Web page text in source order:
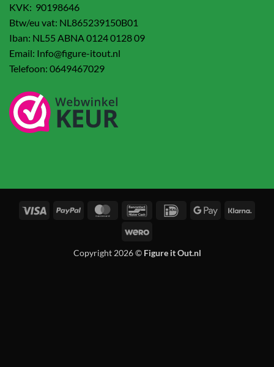
KVK: 90198646
Btw/eu vat: NL865239150B01
Iban: NL55 ABNA 0124 0128 09
Email: Info@figure-itout.nl
Telefoon: 0649467029
Visa PayPal MasterCardBancontactIDeal
Google
Wero
Copyright 2026 © Figure it Out.nl